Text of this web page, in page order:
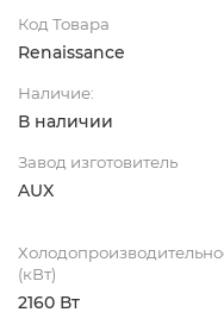
Код Товара
Renaissance
Наличие:
В наличии
Завод изготовитель
AUX
(кВт)
2160 Вт